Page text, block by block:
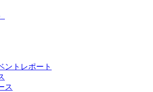
ントレポート
ス